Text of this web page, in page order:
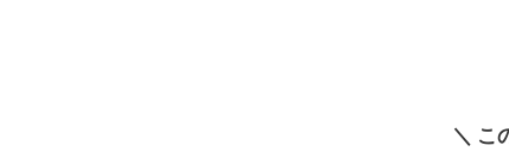
＼ こ